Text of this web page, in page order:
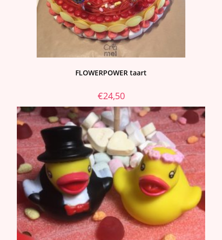
FLOWERPOWER taart
€24,50